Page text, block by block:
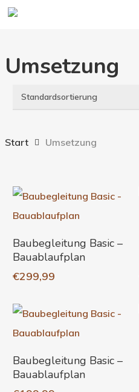
Skip
content
Umsetzung
Start Umsetzung
In Den Warenkorb
Baubegleitung Basic –
Bauablaufplan
€299,99
In Den Warenkorb
Baubegleitung Basic –
Bauablaufplan